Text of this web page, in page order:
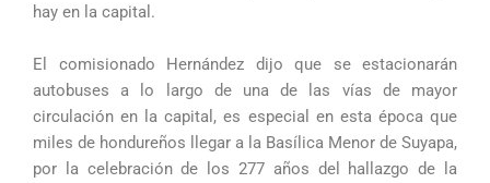
hay en la capital.
El comisionado Hernández dijo que se estacionarán
autobuses a lo largo de una de las vías de mayor
circulación en la capital, es especial en esta época que
miles de hondureños llegar a la Basílica Menor de Suyapa,
por la celebración de los 277 años del hallazgo de la